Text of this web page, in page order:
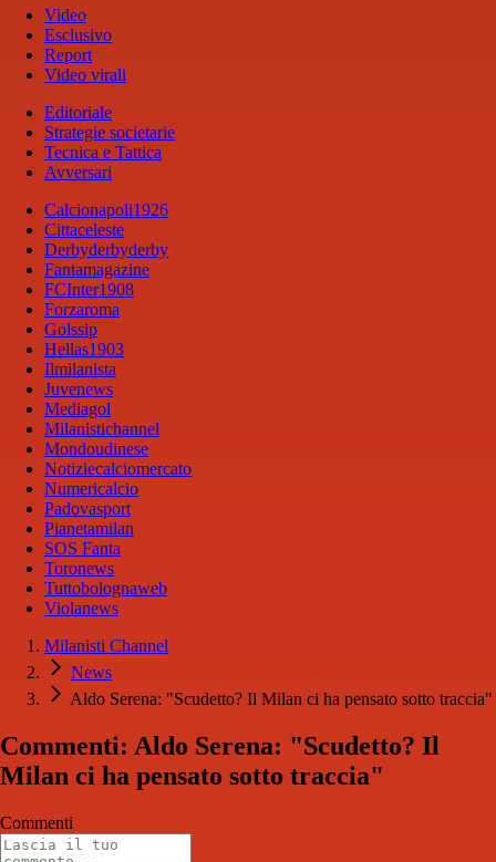
Video
Esclusivo
Report
Video virali
Editoriale
Strategie societarie
Tecnica e Tattica
Avversari
Calcionapoli1926
Cittaceleste
Derbyderbyderby
Fantamagazine
FCInter1908
Forzaroma
Golssip
Hellas1903
Ilmilanista
Juvenews
Mediagol
Milanistichannel
Mondoudinese
Notiziecalciomercato
Numericalcio
Padovasport
Pianetamilan
SOS Fanta
Toronews
Tuttobolognaweb
Violanews
Milanisti Channel
News
Aldo Serena: "Scudetto? Il Milan ci ha pensato sotto traccia"
Commenti: Aldo Serena: "Scudetto? Il
Milan ci ha pensato sotto traccia"
Commenti